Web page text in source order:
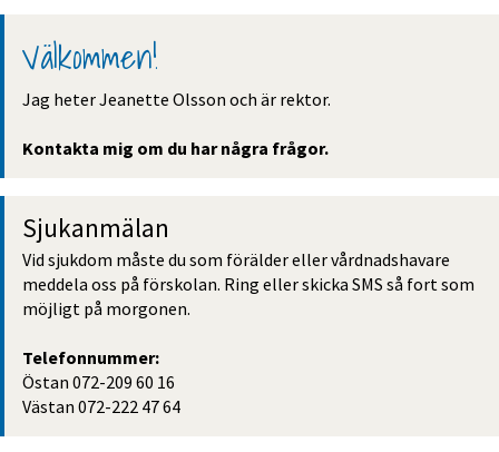
Välkommen!
Jag heter Jeanette Olsson och är rektor.
Kontakta mig om du har några frågor.
Sjukanmälan
Vid sjukdom måste du som förälder eller vårdnadshavare
meddela oss på förskolan. Ring eller skicka SMS så fort som
möjligt på morgonen.
Telefonnummer:
Östan 072-209 60 16
Västan 072-222 47 64